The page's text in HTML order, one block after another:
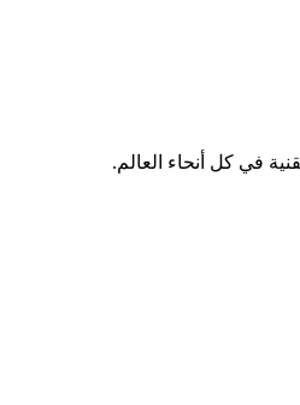
في كل أنحاء العالم.